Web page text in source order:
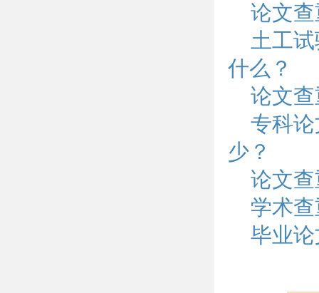
论文
土工
什么？
论文
专科
少？
论文
学术
毕业